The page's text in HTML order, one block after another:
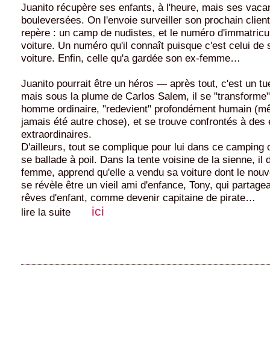
Juanito récupère ses enfants, à l'heure, mais ses
bouleversées. On l'envoie surveiller son prochain
repère : un camp de nudistes, et le numéro
voiture. Un numéro qu'il connaît puisque c'est celui de
voiture. Enfin, celle qu'a gardée son ex-femme…
Juanito pourrait être un héros — après tout, c'est un
mais sous la plume de Carlos Salem, il se
homme ordinaire, "redevient" profondément humain
jamais été autre chose), et se trouve confrontés à des
extraordinaires.
D'ailleurs, tout se complique pour lui dans ce camping
se ballade à poil. Dans la tente voisine de la sienne, il
femme, apprend qu'elle a vendu sa voiture dont le
se révèle être un vieil ami d'enfance, Tony, qui
rêves d'enfant, comme devenir capitaine de pirate…
lire la suite ici